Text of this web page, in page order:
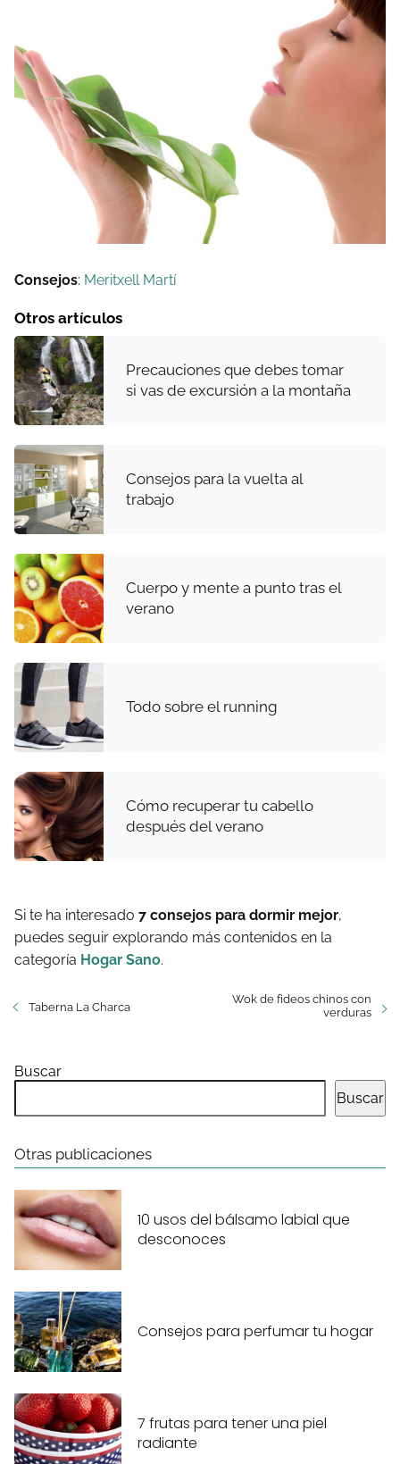
Consejos: Meritxell Martí
Otros artículos
Precauciones que debes tomar
si vas de excursión a la montaña
Consejos para la vuelta al
trabajo
Cuerpo y mente a punto tras el
verano
Todo sobre el running
Cómo recuperar tu cabello
después del verano
Si te ha interesado 7 consejos para dormir mejor,
puedes seguir explorando más contenidos en la
categoría Hogar Sano.
Taberna La Charca
Wok de fideos chinos con
verduras
Buscar
Buscar
Otras publicaciones
10 usos del bálsamo labial que
desconoces
Consejos para perfumar tu hogar
7 frutas para tener una piel
radiante